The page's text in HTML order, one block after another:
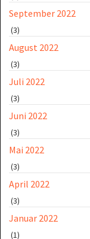
September 2022
(3)
August 2022
(3)
Juli 2022
(3)
Juni 2022
(3)
Mai 2022
(3)
April 2022
(3)
Januar 2022
(1)